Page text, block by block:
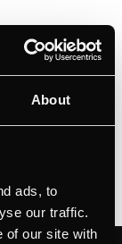
About
ads, to
our traffic.
of our site with